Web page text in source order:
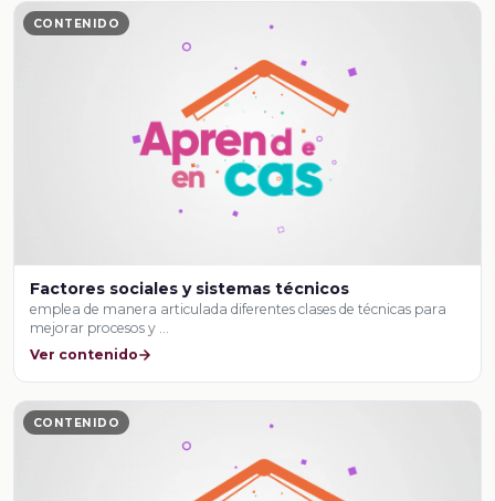
CONTENIDO
Factores sociales y sistemas técnicos
emplea de manera articulada diferentes clases de técnicas para
mejorar procesos y …
Ver contenido
CONTENIDO